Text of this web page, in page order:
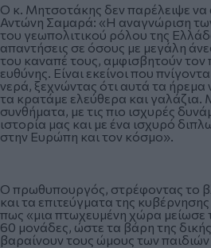
Ο κ. Μητσοτάκης δεν παρέλειψε να
Αντώνη Σαμαρά: «Η αναγνώριση
του γεωπολιτικού ρόλου της
απαντήσεις σε όσους με μεγάλη
του καναπέ τους, αμφισβητούν τον
ευθύνης. Είναι εκείνοι που
νερά, ξεχνώντας ότι αυτά τα ήρεμα
τα κρατάμε ελεύθερα και γαλάζια.
συνθήματα, με τις πιο ισχυρές
ιστορία μας και με ένα ισχυρό
στην Ευρώπη και τον κόσμο».
Ο πρωθυπουργός, στρέφοντας το
και τα επιτεύγματα της
πως «μια πτωχευμένη χώρα μείωσε
60 μονάδες, ώστε τα βάρη της
βαραίνουν τους ώμους των παιδιών